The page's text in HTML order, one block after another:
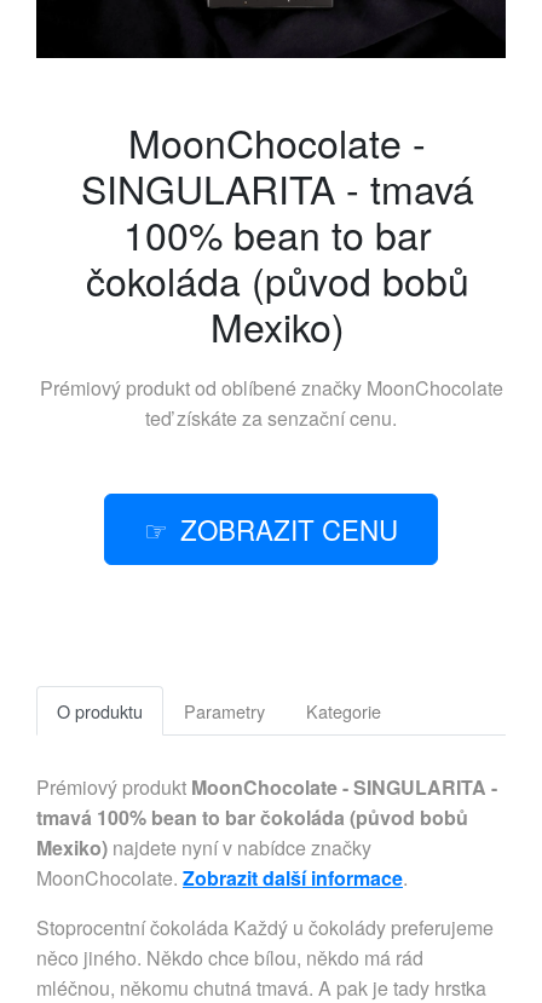
MoonChocolate -
SINGULARITA - tmavá
100% bean to bar
čokoláda (původ bobů
Mexiko)
Prémiový produkt od oblíbené značky MoonChocolate
teď získáte za senzační cenu.
ZOBRAZIT CENU
O produktu Parametry Kategorie
Prémiový produkt MoonChocolate - SINGULARITA -
tmavá 100% bean to bar čokoláda (původ bobů
Mexiko) najdete nyní v nabídce značky
MoonChocolate. Zobrazit další informace.
Stoprocentní čokoláda Každý u čokolády preferujeme
něco jiného. Někdo chce bílou, někdo má rád
mléčnou, někomu chutná tmavá. A pak je tady hrstka